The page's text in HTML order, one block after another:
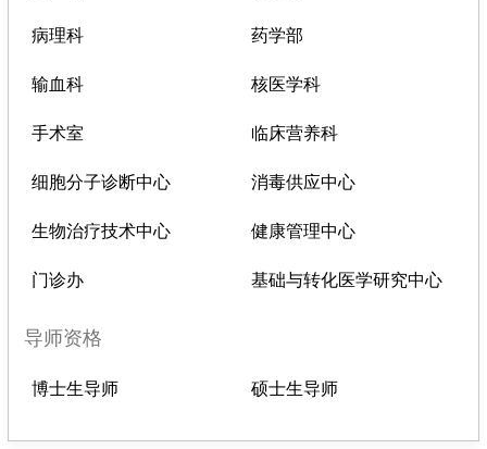
病理科 药学部
输血科 核医学科
手术室 临床营养科
细胞分子诊断中心 消毒供应中心
生物治疗技术中心 健康管理中心
门诊办 基础与转化医学研究中心
导师资格
博士生导师 硕士生导师